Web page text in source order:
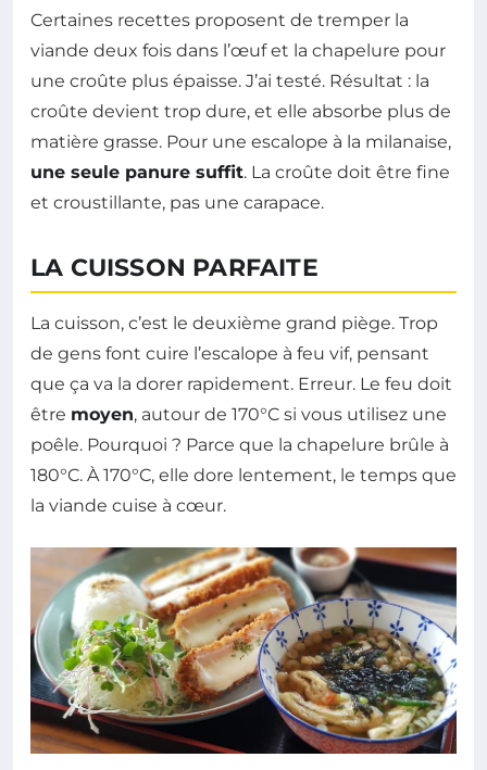
Certaines recettes proposent de tremper la
viande deux fois dans l’œuf et la chapelure pour
une croûte plus épaisse. J’ai testé. Résultat : la
croûte devient trop dure, et elle absorbe plus de
matière grasse. Pour une escalope à la milanaise,
une seule panure suffit. La croûte doit être fine
et croustillante, pas une carapace.
LA CUISSON PARFAITE
La cuisson, c’est le deuxième grand piège. Trop
de gens font cuire l’escalope à feu vif, pensant
que ça va la dorer rapidement. Erreur. Le feu doit
être moyen, autour de 170°C si vous utilisez une
poêle. Pourquoi ? Parce que la chapelure brûle à
180°C. À 170°C, elle dore lentement, le temps que
la viande cuise à cœur.